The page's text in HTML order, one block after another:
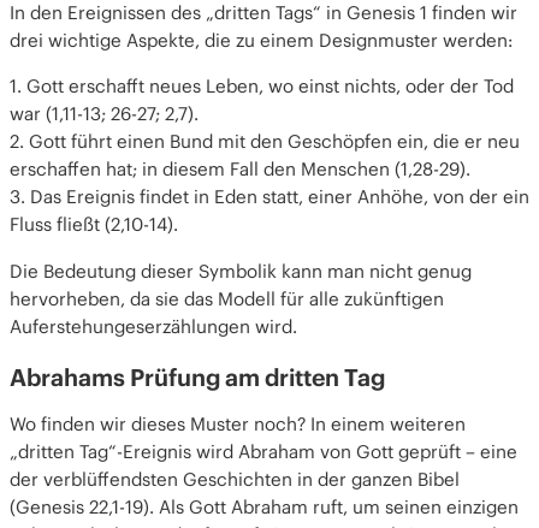
In den Ereignissen des „dritten Tags“ in Genesis 1 finden wir
drei wichtige Aspekte, die zu einem Designmuster werden:
1. Gott erschafft neues Leben, wo einst nichts, oder der Tod
war (1,11-13; 26-27; 2,7).
2. Gott führt einen Bund mit den Geschöpfen ein, die er neu
erschaffen hat; in diesem Fall den Menschen (1,28-29).
3. Das Ereignis findet in Eden statt, einer Anhöhe, von der ein
Fluss fließt (2,10-14).
Die Bedeutung dieser Symbolik kann man nicht genug
hervorheben, da sie das Modell für alle zukünftigen
Auferstehungeserzählungen wird.
Abrahams Prüfung am dritten Tag
Wo finden wir dieses Muster noch? In einem weiteren
„dritten Tag“-Ereignis wird Abraham von Gott geprüft – eine
der verblüffendsten Geschichten in der ganzen Bibel
(Genesis 22,1-19). Als Gott Abraham ruft, um seinen einzigen